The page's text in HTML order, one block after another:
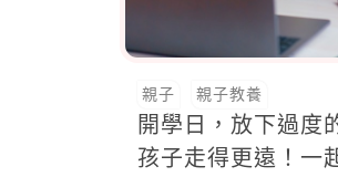
親子 親子教養
開學日，放下過度
孩子走得更遠！一